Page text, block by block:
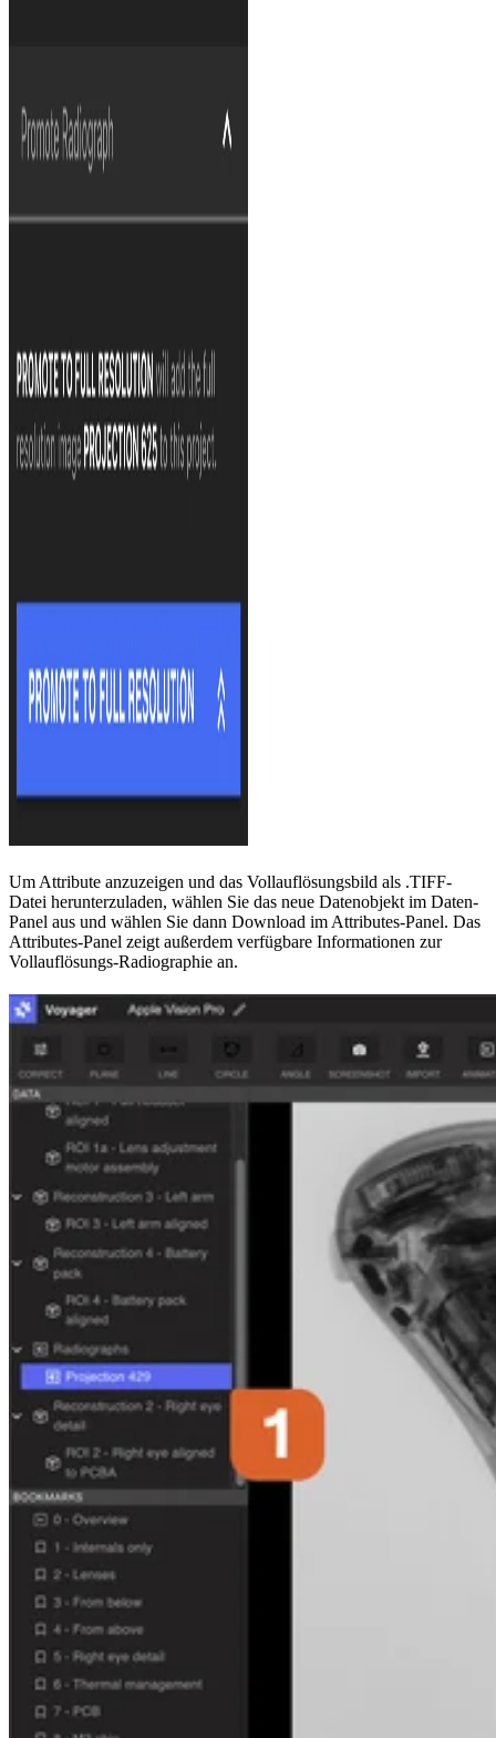
Um Attribute anzuzeigen und das Vollauflösungsbild als .TIFF-
Datei herunterzuladen, wählen Sie das neue Datenobjekt im Daten-
Panel aus und wählen Sie dann Download im Attributes-Panel. Das
Attributes-Panel zeigt außerdem verfügbare Informationen zur
Vollauflösungs-Radiographie an.